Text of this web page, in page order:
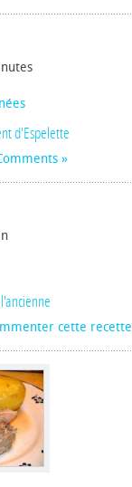
d'Espelette
cette recette